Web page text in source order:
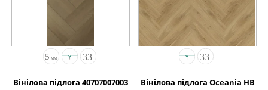
Вінілова підлога 40707007003
Вінілова підлога Oceania HB